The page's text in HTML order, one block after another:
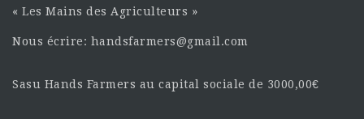
« Les Mains des Agriculteurs »
Nous écrire: handsfarmers@gmail.com
Sasu Hands Farmers au capital sociale de 3000,00€